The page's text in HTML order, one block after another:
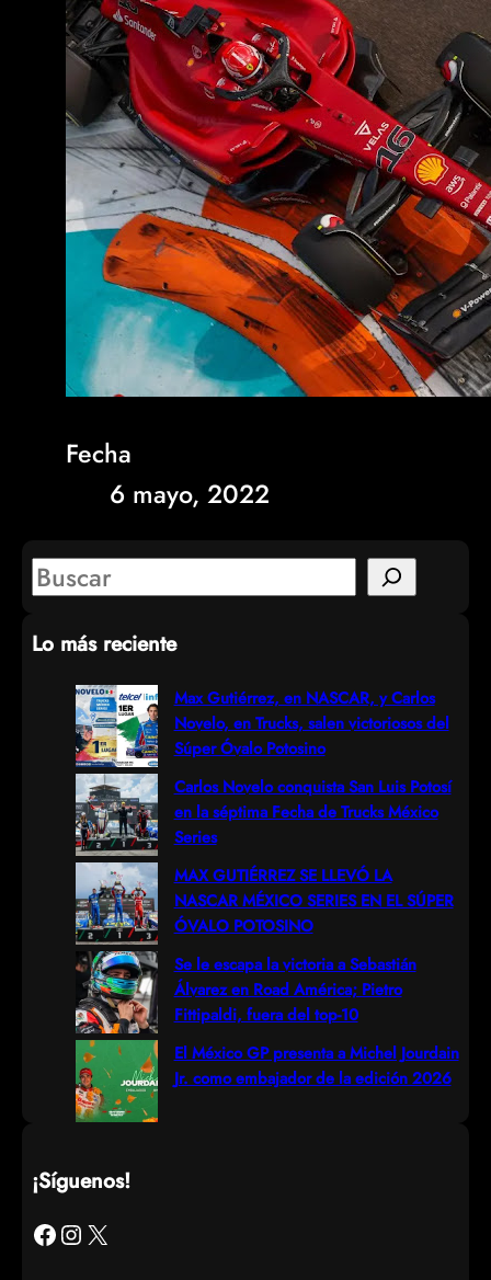
Fecha
6 mayo, 2022
S
a
Lo más reciente
Max Gutiérrez, en NASCAR, y Carlos
Novelo, en Trucks, salen victoriosos del
Súper Óvalo Potosino
Carlos Novelo conquista San Luis Potosí
en la séptima Fecha de Trucks México
Series
MAX GUTIÉRREZ SE LLEVÓ LA
NASCAR MÉXICO SERIES EN EL SÚPER
ÓVALO POTOSINO
Se le escapa la victoria a Sebastián
Álvarez en Road América; Pietro
Fittipaldi, fuera del top-10
El México GP presenta a Michel Jourdain
Jr. como embajador de la edición 2026
¡Síguenos!
Facebook Instagram X